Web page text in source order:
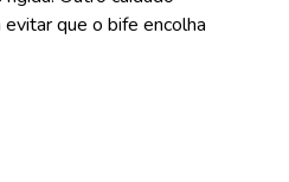
que o bife encolha